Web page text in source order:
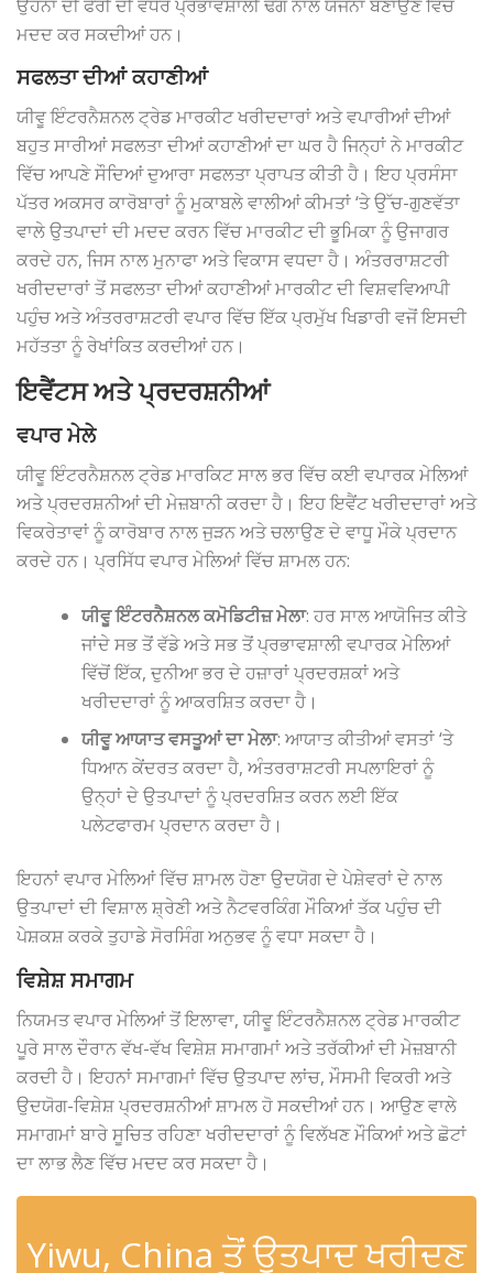
ਉਹਨਾਂ ਦੀ ਫੇਰੀ ਦੀ ਵਧੇਰੇ ਪ੍ਰਭਾਵਸ਼ਾਲੀ ਢੰਗ ਨਾਲ ਯੋਜਨਾ ਬਣਾਉਣ ਵਿੱਚ
ਮਦਦ ਕਰ ਸਕਦੀਆਂ ਹਨ।
ਸਫਲਤਾ ਦੀਆਂ ਕਹਾਣੀਆਂ
ਯੀਵੂ ਇੰਟਰਨੈਸ਼ਨਲ ਟ੍ਰੇਡ ਮਾਰਕੀਟ ਖਰੀਦਦਾਰਾਂ ਅਤੇ ਵਪਾਰੀਆਂ ਦੀਆਂ
ਬਹੁਤ ਸਾਰੀਆਂ ਸਫਲਤਾ ਦੀਆਂ ਕਹਾਣੀਆਂ ਦਾ ਘਰ ਹੈ ਜਿਨ੍ਹਾਂ ਨੇ ਮਾਰਕੀਟ
ਵਿੱਚ ਆਪਣੇ ਸੌਦਿਆਂ ਦੁਆਰਾ ਸਫਲਤਾ ਪ੍ਰਾਪਤ ਕੀਤੀ ਹੈ। ਇਹ ਪ੍ਰਸੰਸਾ
ਪੱਤਰ ਅਕਸਰ ਕਾਰੋਬਾਰਾਂ ਨੂੰ ਮੁਕਾਬਲੇ ਵਾਲੀਆਂ ਕੀਮਤਾਂ ‘ਤੇ ਉੱਚ-ਗੁਣਵੱਤਾ
ਵਾਲੇ ਉਤਪਾਦਾਂ ਦੀ ਮਦਦ ਕਰਨ ਵਿੱਚ ਮਾਰਕੀਟ ਦੀ ਭੂਮਿਕਾ ਨੂੰ ਉਜਾਗਰ
ਕਰਦੇ ਹਨ, ਜਿਸ ਨਾਲ ਮੁਨਾਫਾ ਅਤੇ ਵਿਕਾਸ ਵਧਦਾ ਹੈ। ਅੰਤਰਰਾਸ਼ਟਰੀ
ਖਰੀਦਦਾਰਾਂ ਤੋਂ ਸਫਲਤਾ ਦੀਆਂ ਕਹਾਣੀਆਂ ਮਾਰਕੀਟ ਦੀ ਵਿਸ਼ਵਵਿਆਪੀ
ਪਹੁੰਚ ਅਤੇ ਅੰਤਰਰਾਸ਼ਟਰੀ ਵਪਾਰ ਵਿੱਚ ਇੱਕ ਪ੍ਰਮੁੱਖ ਖਿਡਾਰੀ ਵਜੋਂ ਇਸਦੀ
ਮਹੱਤਤਾ ਨੂੰ ਰੇਖਾਂਕਿਤ ਕਰਦੀਆਂ ਹਨ।
ਇਵੈਂਟਸ ਅਤੇ ਪ੍ਰਦਰਸ਼ਨੀਆਂ
ਵਪਾਰ ਮੇਲੇ
ਯੀਵੂ ਇੰਟਰਨੈਸ਼ਨਲ ਟ੍ਰੇਡ ਮਾਰਕਿਟ ਸਾਲ ਭਰ ਵਿੱਚ ਕਈ ਵਪਾਰਕ ਮੇਲਿਆਂ
ਅਤੇ ਪ੍ਰਦਰਸ਼ਨੀਆਂ ਦੀ ਮੇਜ਼ਬਾਨੀ ਕਰਦਾ ਹੈ। ਇਹ ਇਵੈਂਟ ਖਰੀਦਦਾਰਾਂ ਅਤੇ
ਵਿਕਰੇਤਾਵਾਂ ਨੂੰ ਕਾਰੋਬਾਰ ਨਾਲ ਜੁੜਨ ਅਤੇ ਚਲਾਉਣ ਦੇ ਵਾਧੂ ਮੌਕੇ ਪ੍ਰਦਾਨ
ਕਰਦੇ ਹਨ। ਪ੍ਰਸਿੱਧ ਵਪਾਰ ਮੇਲਿਆਂ ਵਿੱਚ ਸ਼ਾਮਲ ਹਨ:
ਯੀਵੂ ਇੰਟਰਨੈਸ਼ਨਲ ਕਮੋਡਿਟੀਜ਼ ਮੇਲਾ: ਹਰ ਸਾਲ ਆਯੋਜਿਤ ਕੀਤੇ
ਜਾਂਦੇ ਸਭ ਤੋਂ ਵੱਡੇ ਅਤੇ ਸਭ ਤੋਂ ਪ੍ਰਭਾਵਸ਼ਾਲੀ ਵਪਾਰਕ ਮੇਲਿਆਂ
ਵਿੱਚੋਂ ਇੱਕ, ਦੁਨੀਆ ਭਰ ਦੇ ਹਜ਼ਾਰਾਂ ਪ੍ਰਦਰਸ਼ਕਾਂ ਅਤੇ
ਖਰੀਦਦਾਰਾਂ ਨੂੰ ਆਕਰਸ਼ਿਤ ਕਰਦਾ ਹੈ।
ਯੀਵੂ ਆਯਾਤ ਵਸਤੂਆਂ ਦਾ ਮੇਲਾ: ਆਯਾਤ ਕੀਤੀਆਂ ਵਸਤਾਂ ‘ਤੇ
ਧਿਆਨ ਕੇਂਦਰਤ ਕਰਦਾ ਹੈ, ਅੰਤਰਰਾਸ਼ਟਰੀ ਸਪਲਾਇਰਾਂ ਨੂੰ
ਉਨ੍ਹਾਂ ਦੇ ਉਤਪਾਦਾਂ ਨੂੰ ਪ੍ਰਦਰਸ਼ਿਤ ਕਰਨ ਲਈ ਇੱਕ
ਪਲੇਟਫਾਰਮ ਪ੍ਰਦਾਨ ਕਰਦਾ ਹੈ।
ਇਹਨਾਂ ਵਪਾਰ ਮੇਲਿਆਂ ਵਿੱਚ ਸ਼ਾਮਲ ਹੋਣਾ ਉਦਯੋਗ ਦੇ ਪੇਸ਼ੇਵਰਾਂ ਦੇ ਨਾਲ
ਉਤਪਾਦਾਂ ਦੀ ਵਿਸ਼ਾਲ ਸ਼੍ਰੇਣੀ ਅਤੇ ਨੈਟਵਰਕਿੰਗ ਮੌਕਿਆਂ ਤੱਕ ਪਹੁੰਚ ਦੀ
ਪੇਸ਼ਕਸ਼ ਕਰਕੇ ਤੁਹਾਡੇ ਸੋਰਸਿੰਗ ਅਨੁਭਵ ਨੂੰ ਵਧਾ ਸਕਦਾ ਹੈ।
ਵਿਸ਼ੇਸ਼ ਸਮਾਗਮ
ਨਿਯਮਤ ਵਪਾਰ ਮੇਲਿਆਂ ਤੋਂ ਇਲਾਵਾ, ਯੀਵੂ ਇੰਟਰਨੈਸ਼ਨਲ ਟ੍ਰੇਡ ਮਾਰਕੀਟ
ਪੂਰੇ ਸਾਲ ਦੌਰਾਨ ਵੱਖ-ਵੱਖ ਵਿਸ਼ੇਸ਼ ਸਮਾਗਮਾਂ ਅਤੇ ਤਰੱਕੀਆਂ ਦੀ ਮੇਜ਼ਬਾਨੀ
ਕਰਦੀ ਹੈ। ਇਹਨਾਂ ਸਮਾਗਮਾਂ ਵਿੱਚ ਉਤਪਾਦ ਲਾਂਚ, ਮੌਸਮੀ ਵਿਕਰੀ ਅਤੇ
ਉਦਯੋਗ-ਵਿਸ਼ੇਸ਼ ਪ੍ਰਦਰਸ਼ਨੀਆਂ ਸ਼ਾਮਲ ਹੋ ਸਕਦੀਆਂ ਹਨ। ਆਉਣ ਵਾਲੇ
ਸਮਾਗਮਾਂ ਬਾਰੇ ਸੂਚਿਤ ਰਹਿਣਾ ਖਰੀਦਦਾਰਾਂ ਨੂੰ ਵਿਲੱਖਣ ਮੌਕਿਆਂ ਅਤੇ ਛੋਟਾਂ
ਦਾ ਲਾਭ ਲੈਣ ਵਿੱਚ ਮਦਦ ਕਰ ਸਕਦਾ ਹੈ।
Yiwu, China ਤੋਂ ਉਤਪਾਦ ਖਰੀਦਣ